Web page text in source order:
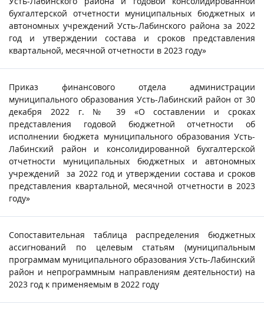
бухгалтерской отчетности муниципальных бюджетных и
автономных учреждений Усть-Лабинского района за 2022
год и утверждении состава и сроков представления
квартальной, месячной отчетности в 2023 году»
Приказ финансового отдела администрации
муниципального образования Усть-Лабинский район от 30
декабря 2022 г. № 39 «О составлении и сроках
представления годовой бюджетной отчетности об
исполнении бюджета муниципального образования Усть-
Лабинский район и консолидированной бухгалтерской
отчетности муниципальных бюджетных и автономных
учреждений за 2022 год и утверждении состава и сроков
представления квартальной, месячной отчетности в 2023
году»
Сопоставительная таблица распределения бюджетных
ассигнований по целевым статьям (муниципальным
программам муниципального образования Усть-Лабинский
район и непрограммным направлениям деятельности) на
2023 год к применяемым в 2022 году